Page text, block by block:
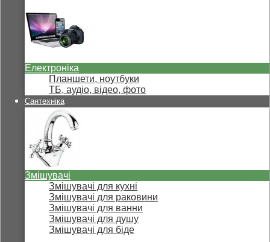
Електроніка
Планшети, ноутбуки
ТБ, аудіо, відео, фото
Сантехніка
Змішувачі
Змішувачі для кухні
Змішувачі для раковини
Змішувачі для ванни
Змішувачі для душу
Змішувачі для біде